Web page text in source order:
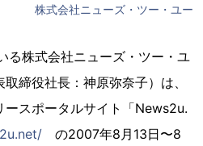
株式会社ニューズ・ツー・ユー
る株式会社ニューズ・ツー・ユ
締役社長：神原弥奈子）は、
ースポータルサイト「News2u.
の2007年8月13日〜8